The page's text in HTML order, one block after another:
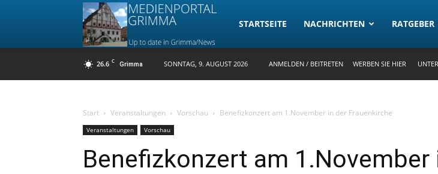
Medienportal
STARTSEITE NACHRICHTEN RATGEBER
26.6 C Grimma SONNTAG, 9. AUGUST 2026 ANMELDEN / BEITRETEN WERBEN SIE HIER
Start Veranstaltungen Vorschau Benefizkonzert am 1.November in der Frauenkirche
Veranstaltungen Vorschau
Benefizkonzert am 1.November